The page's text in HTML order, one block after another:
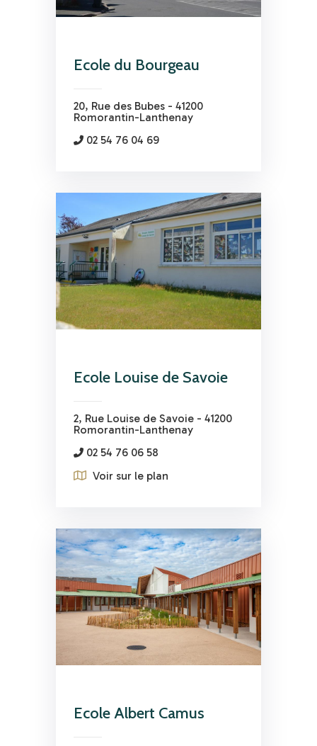
Ecole du Bourgeau
20, Rue des Bubes - 41200
Romorantin-Lanthenay
02 54 76 04 69
Ecole Louise de Savoie
2, Rue Louise de Savoie - 41200
Romorantin-Lanthenay
02 54 76 06 58
Voir sur le plan
Ecole Albert Camus